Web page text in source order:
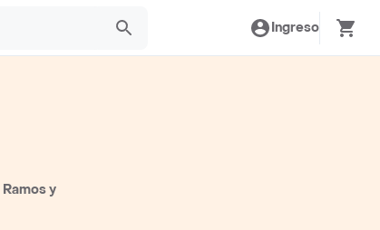
Ingreso
y